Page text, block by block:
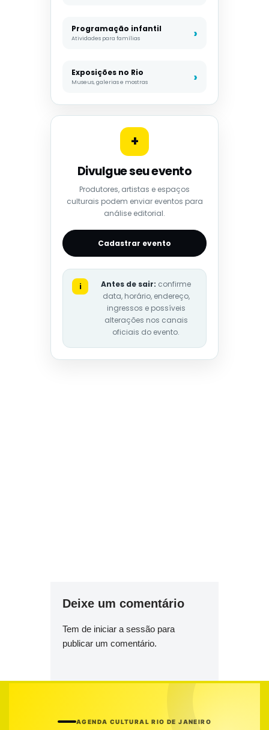
Programação infantil
Atividades para famílias
Exposições no Rio
Museus, galerias e mostras
+
Divulgue seu evento
Produtores, artistas e espaços
culturais podem enviar eventos para
análise editorial.
Cadastrar evento
i Antes de sair: confirme
data, horário, endereço,
ingressos e possíveis
alterações nos canais
oficiais do evento.
Deixe um comentário
Tem de iniciar a sessão para
publicar um comentário.
AGENDA CULTURAL RIO DE JANEIRO